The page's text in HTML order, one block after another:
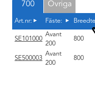
700
Art.nr: Fäste:
SE101000
Avant
200
800
SE500003
Avant
200
800
Övriga